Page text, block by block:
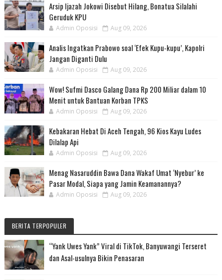
Arsip Ijazah Jokowi Disebut Hilang, Bonatua Silalahi
Geruduk KPU
Admin Oposisi Aug 09, 2026
Analis Ingatkan Prabowo soal ‘Efek Kupu-kupu’, Kapolri
Jangan Diganti Dulu
Admin Oposisi Aug 09, 2026
Wow! Sufmi Dasco Galang Dana Rp 200 Miliar dalam 10
Menit untuk Bantuan Korban TPKS
Admin Oposisi Aug 09, 2026
Kebakaran Hebat Di Aceh Tengah, 96 Kios Kayu Ludes
Dilalap Api
Admin Oposisi Aug 09, 2026
Menag Nasaruddin Bawa Dana Wakaf Umat ‘Nyebur’ ke
Pasar Modal, Siapa yang Jamin Keamanannya?
Admin Oposisi Aug 09, 2026
BERITA TERPOPULER
“Yank Uwes Yank” Viral di TikTok, Banyuwangi Terseret
dan Asal-usulnya Bikin Penasaran